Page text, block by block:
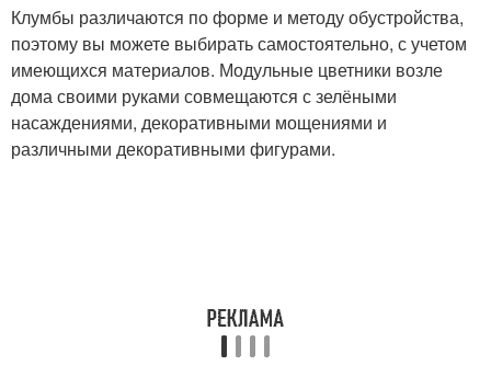
Клумбы различаются по форме и методу обустройства,
поэтому вы можете выбирать самостоятельно, с учетом
имеющихся материалов. Модульные цветники возле
дома своими руками совмещаются с зелёными
насаждениями, декоративными мощениями и
различными декоративными фигурами.